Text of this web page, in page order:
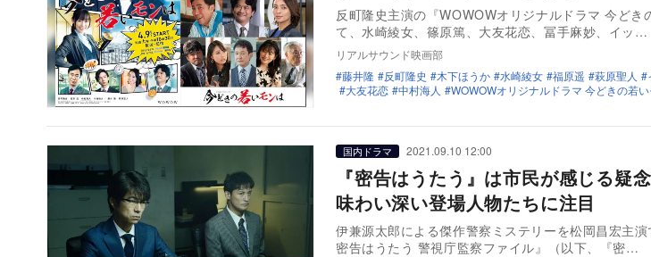
反町隆史主演の『WOWOWオリジナルドラマ 今どき
て、水崎綾女、篠原篤、大友花恋、冨手麻妙、イッ…
リアルサウンド映画部
藤井隆
反町隆史 木下ほうか 水崎綾女 福原遥 萩原聖人
大友花恋
中村海人 WOWOWオリジナルドラマ 今どきの若
国内ドラマ 2021.09.10 12:00
『密告はうたう』は市民が感じる疑
味わい深い登場人物たちに注目
伊兼源太郎による傑作警察ミステリーを松岡昌宏主
密告はうたう 警視庁監察ファイル』（以下、『密…